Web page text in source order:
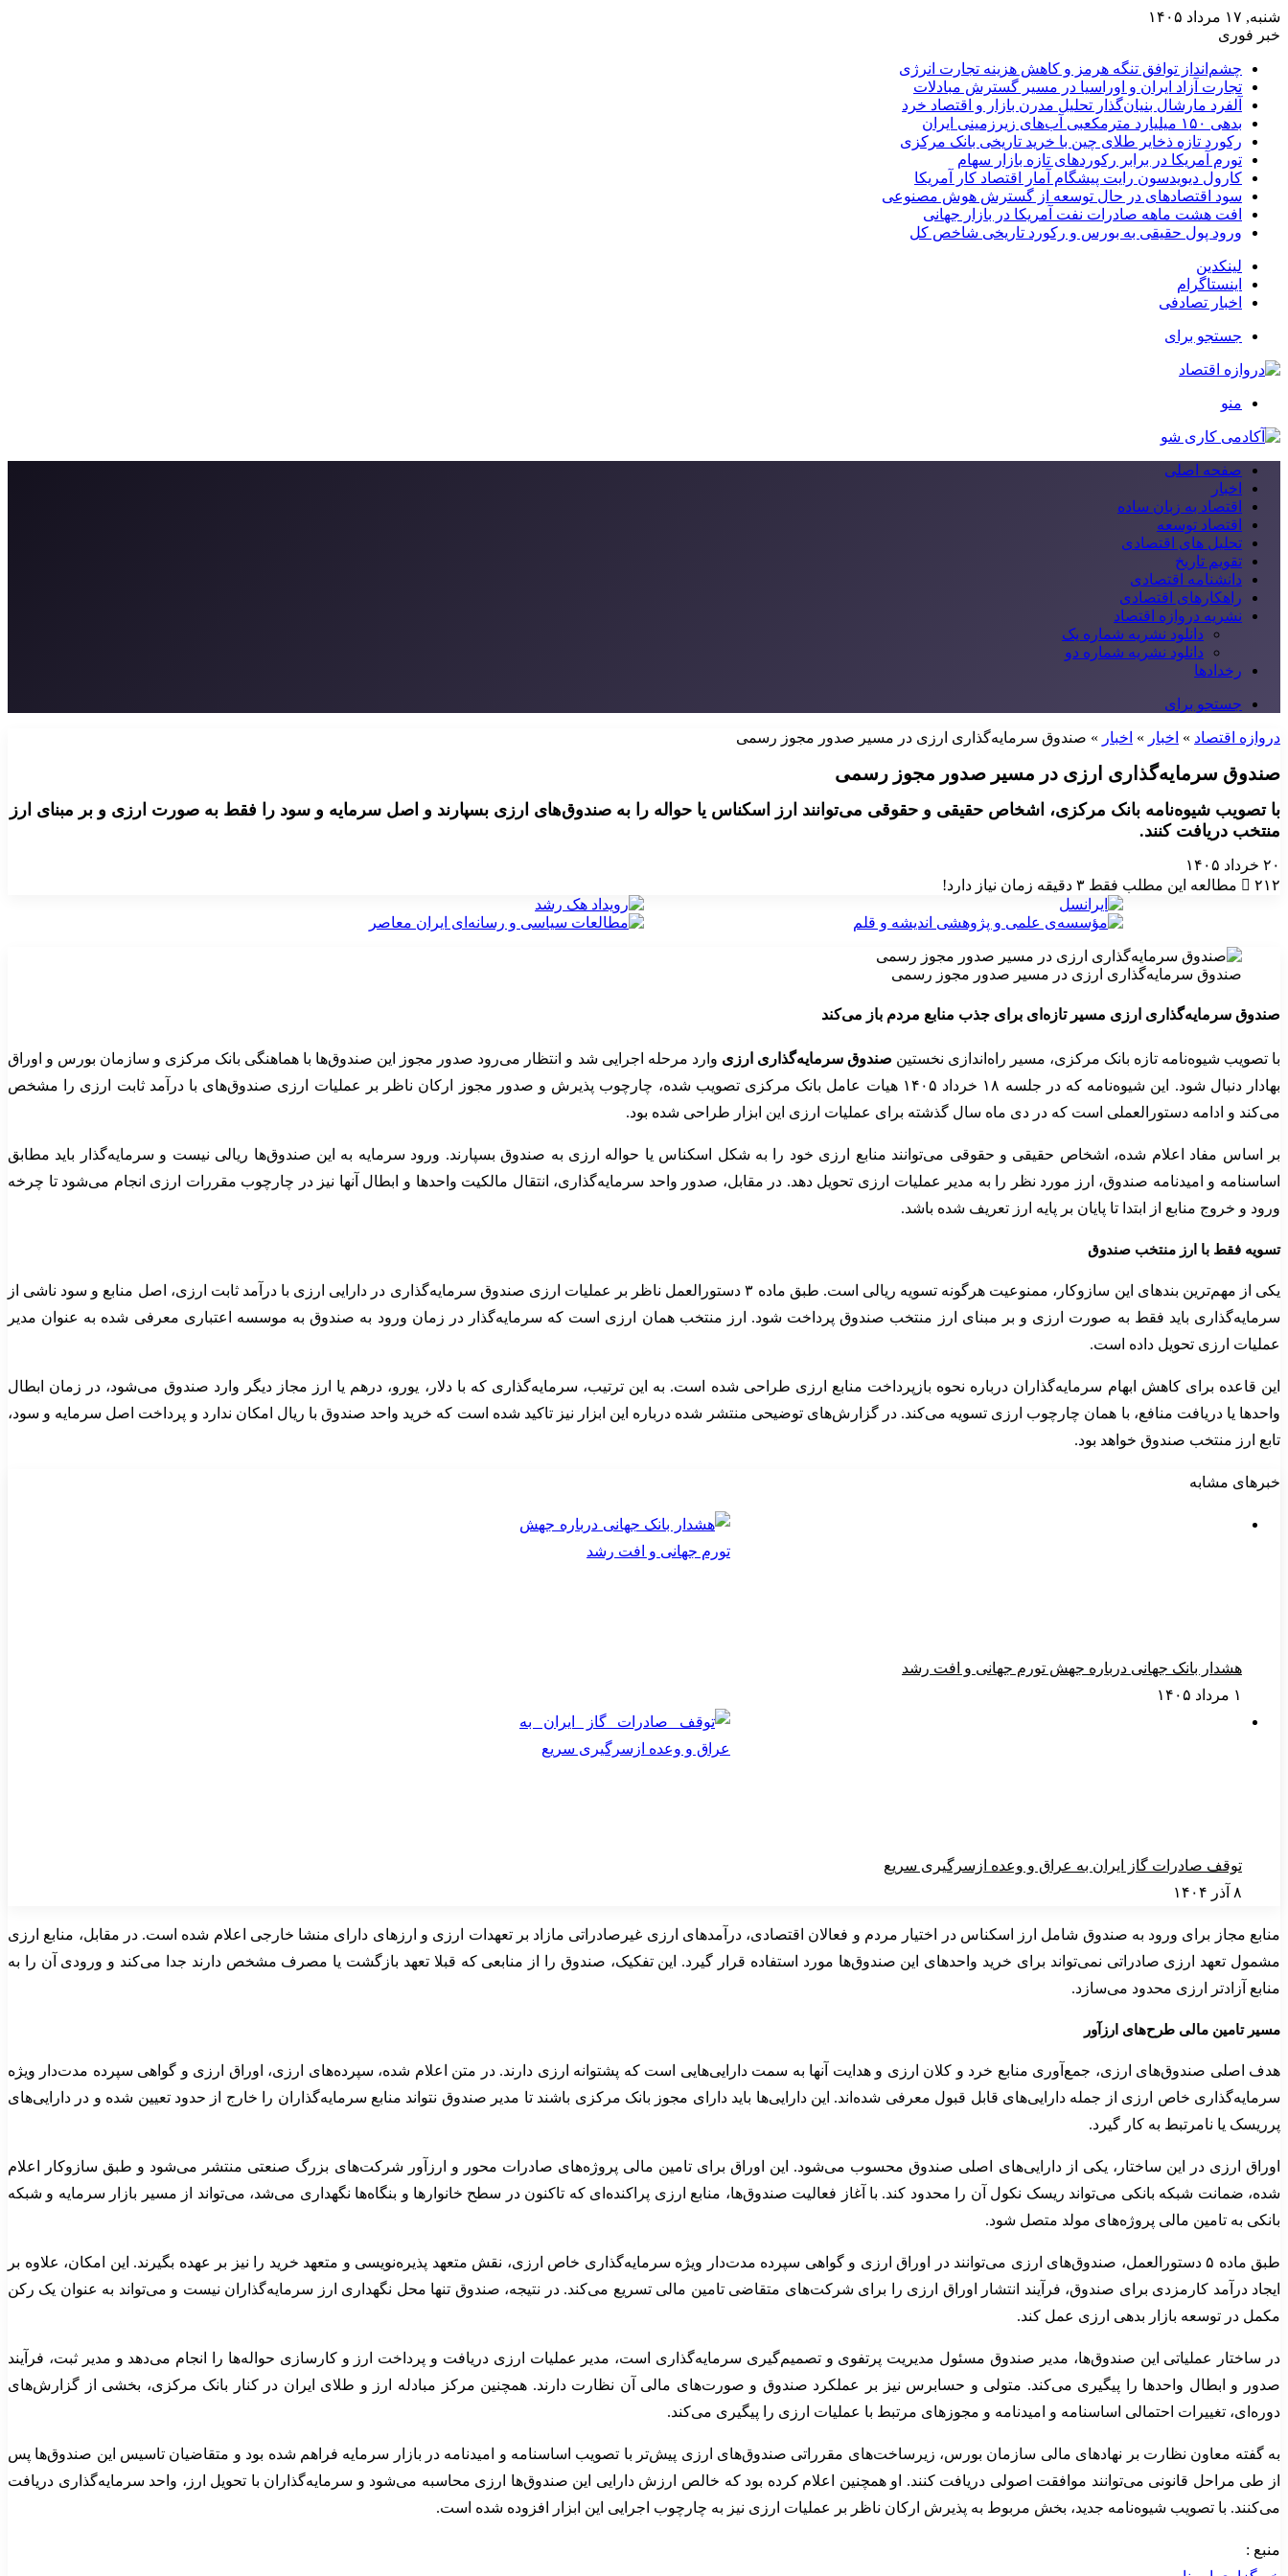
شنبه, ۱۷ مرداد ۱۴۰۵
خبر فوری
چشم‌انداز توافق تنگه هرمز و کاهش هزینه تجارت انرژی
تجارت آزاد ایران و اوراسیا در مسیر گسترش مبادلات
آلفرد مارشال بنیان‌گذار تحلیل مدرن بازار و اقتصاد خرد
بدهی ۱۵۰ میلیارد مترمکعبی آب‌های زیرزمینی ایران
رکورد تازه ذخایر طلای چین با خرید تاریخی بانک مرکزی
تورم آمریکا در برابر رکوردهای تازه بازار سهام
کارول دیویدسون رایت پیشگام آمار اقتصاد کار آمریکا
سود اقتصادهای در حال توسعه از گسترش هوش مصنوعی
افت هشت ماهه صادرات نفت آمریکا در بازار جهانی
ورود پول حقیقی به بورس و رکورد تاریخی شاخص کل
لینکدین
اینستاگرام
اخبار تصادفی
جستجو برای
منو
صفحه اصلی
اخبار
اقتصاد به زبان ساده
اقتصاد توسعه
تحلیل های اقتصادی
تقویم تاریخ
دانشنامه اقتصادی
راهکارهای اقتصادی
نشریه دروازه اقتصاد
دانلود نشریه شماره یک
دانلود نشریه شماره دو
رخدادها
جستجو برای
دروازه اقتصاد » اخبار » اخبار » صندوق سرمایه‌گذاری ارزی در مسیر صدور مجوز رسمی
صندوق سرمایه‌گذاری ارزی در مسیر صدور مجوز رسمی
با تصویب شیوه‌نامه بانک مرکزی، اشخاص حقیقی و حقوقی می‌توانند ارز اسکناس یا حواله را به صندوق‌های ارزی بسپارند و اصل سرمایه و سود را فقط به صورت ارزی و بر مبنای ارز
منتخب دریافت کنند.
۲۰ خرداد ۱۴۰۵
۲۱۲
مطالعه این مطلب فقط ۳ دقیقه زمان نیاز دارد!
صندوق سرمایه‌گذاری ارزی در مسیر صدور مجوز رسمی
صندوق سرمایه‌گذاری ارزی مسیر تازه‌ای برای جذب منابع مردم باز می‌کند
با تصویب شیوه‌نامه تازه بانک مرکزی، مسیر راه‌اندازی نخستین صندوق سرمایه‌گذاری ارزی وارد مرحله اجرایی شد و انتظار می‌رود صدور مجوز این صندوق‌ها با هماهنگی بانک مرکزی و سازمان بورس و اوراق
بهادار دنبال شود. این شیوه‌نامه که در جلسه ۱۸ خرداد ۱۴۰۵ هیات عامل بانک مرکزی تصویب شده، چارچوب پذیرش و صدور مجوز ارکان ناظر بر عملیات ارزی صندوق‌های با درآمد ثابت ارزی را مشخص
می‌کند و ادامه دستورالعملی است که در دی ماه سال گذشته برای عملیات ارزی این ابزار طراحی شده بود.
بر اساس مفاد اعلام شده، اشخاص حقیقی و حقوقی می‌توانند منابع ارزی خود را به شکل اسکناس یا حواله ارزی به صندوق بسپارند. ورود سرمایه به این صندوق‌ها ریالی نیست و سرمایه‌گذار باید مطابق
اساسنامه و امیدنامه صندوق، ارز مورد نظر را به مدیر عملیات ارزی تحویل دهد. در مقابل، صدور واحد سرمایه‌گذاری، انتقال مالکیت واحدها و ابطال آنها نیز در چارچوب مقررات ارزی انجام می‌شود تا چرخه
ورود و خروج منابع از ابتدا تا پایان بر پایه ارز تعریف شده باشد.
تسویه فقط با ارز منتخب صندوق
یکی از مهم‌ترین بندهای این سازوکار، ممنوعیت هرگونه تسویه ریالی است. طبق ماده ۳ دستورالعمل ناظر بر عملیات ارزی صندوق سرمایه‌گذاری در دارایی ارزی با درآمد ثابت ارزی، اصل منابع و سود ناشی از
سرمایه‌گذاری باید فقط به صورت ارزی و بر مبنای ارز منتخب صندوق پرداخت شود. ارز منتخب همان ارزی است که سرمایه‌گذار در زمان ورود به صندوق به موسسه اعتباری معرفی شده به عنوان مدیر
عملیات ارزی تحویل داده است.
این قاعده برای کاهش ابهام سرمایه‌گذاران درباره نحوه بازپرداخت منابع ارزی طراحی شده است. به این ترتیب، سرمایه‌گذاری که با دلار، یورو، درهم یا ارز مجاز دیگر وارد صندوق می‌شود، در زمان ابطال
واحدها یا دریافت منافع، با همان چارچوب ارزی تسویه می‌کند. در گزارش‌های توضیحی منتشر شده درباره این ابزار نیز تاکید شده است که خرید واحد صندوق با ریال امکان ندارد و پرداخت اصل سرمایه و سود،
تابع ارز منتخب صندوق خواهد بود.
خبرهای مشابه
هشدار بانک جهانی درباره جهش تورم جهانی و افت رشد
۱ مرداد ۱۴۰۵
توقف صادرات گاز ایران به عراق و وعده ازسرگیری سریع
۸ آذر ۱۴۰۴
منابع مجاز برای ورود به صندوق شامل ارز اسکناس در اختیار مردم و فعالان اقتصادی، درآمدهای ارزی غیرصادراتی مازاد بر تعهدات ارزی و ارزهای دارای منشا خارجی اعلام شده است. در مقابل، منابع ارزی
مشمول تعهد ارزی صادراتی نمی‌تواند برای خرید واحدهای این صندوق‌ها مورد استفاده قرار گیرد. این تفکیک، صندوق را از منابعی که قبلا تعهد بازگشت یا مصرف مشخص دارند جدا می‌کند و ورودی آن را به
منابع آزادتر ارزی محدود می‌سازد.
مسیر تامین مالی طرح‌های ارزآور
هدف اصلی صندوق‌های ارزی، جمع‌آوری منابع خرد و کلان ارزی و هدایت آنها به سمت دارایی‌هایی است که پشتوانه ارزی دارند. در متن اعلام شده، سپرده‌های ارزی، اوراق ارزی و گواهی سپرده مدت‌دار ویژه
سرمایه‌گذاری خاص ارزی از جمله دارایی‌های قابل قبول معرفی شده‌اند. این دارایی‌ها باید دارای مجوز بانک مرکزی باشند تا مدیر صندوق نتواند منابع سرمایه‌گذاران را خارج از حدود تعیین شده و در دارایی‌های
پرریسک یا نامرتبط به کار گیرد.
اوراق ارزی در این ساختار، یکی از دارایی‌های اصلی صندوق محسوب می‌شود. این اوراق برای تامین مالی پروژه‌های صادرات محور و ارزآور شرکت‌های بزرگ صنعتی منتشر می‌شود و طبق سازوکار اعلام
شده، ضمانت شبکه بانکی می‌تواند ریسک نکول آن را محدود کند. با آغاز فعالیت صندوق‌ها، منابع ارزی پراکنده‌ای که تاکنون در سطح خانوارها و بنگاه‌ها نگهداری می‌شد، می‌تواند از مسیر بازار سرمایه و شبکه
بانکی به تامین مالی پروژه‌های مولد متصل شود.
طبق ماده ۵ دستورالعمل، صندوق‌های ارزی می‌توانند در اوراق ارزی و گواهی سپرده مدت‌دار ویژه سرمایه‌گذاری خاص ارزی، نقش متعهد پذیره‌نویسی و متعهد خرید را نیز بر عهده بگیرند. این امکان، علاوه بر
ایجاد درآمد کارمزدی برای صندوق، فرآیند انتشار اوراق ارزی را برای شرکت‌های متقاضی تامین مالی تسریع می‌کند. در نتیجه، صندوق تنها محل نگهداری ارز سرمایه‌گذاران نیست و می‌تواند به عنوان یک رکن
مکمل در توسعه بازار بدهی ارزی عمل کند.
در ساختار عملیاتی این صندوق‌ها، مدیر صندوق مسئول مدیریت پرتفوی و تصمیم‌گیری سرمایه‌گذاری است، مدیر عملیات ارزی دریافت و پرداخت ارز و کارسازی حواله‌ها را انجام می‌دهد و مدیر ثبت، فرآیند
صدور و ابطال واحدها را پیگیری می‌کند. متولی و حسابرس نیز بر عملکرد صندوق و صورت‌های مالی آن نظارت دارند. همچنین مرکز مبادله ارز و طلای ایران در کنار بانک مرکزی، بخشی از گزارش‌های
دوره‌ای، تغییرات احتمالی اساسنامه و امیدنامه و مجوزهای مرتبط با عملیات ارزی را پیگیری می‌کند.
به گفته معاون نظارت بر نهادهای مالی سازمان بورس، زیرساخت‌های مقرراتی صندوق‌های ارزی پیش‌تر با تصویب اساسنامه و امیدنامه در بازار سرمایه فراهم شده بود و متقاضیان تاسیس این صندوق‌ها پس
از طی مراحل قانونی می‌توانند موافقت اصولی دریافت کنند. او همچنین اعلام کرده بود که خالص ارزش دارایی این صندوق‌ها ارزی محاسبه می‌شود و سرمایه‌گذاران با تحویل ارز، واحد سرمایه‌گذاری دریافت
می‌کنند. با تصویب شیوه‌نامه جدید، بخش مربوط به پذیرش ارکان ناظر بر عملیات ارزی نیز به چارچوب اجرایی این ابزار افزوده شده است.
منبع :